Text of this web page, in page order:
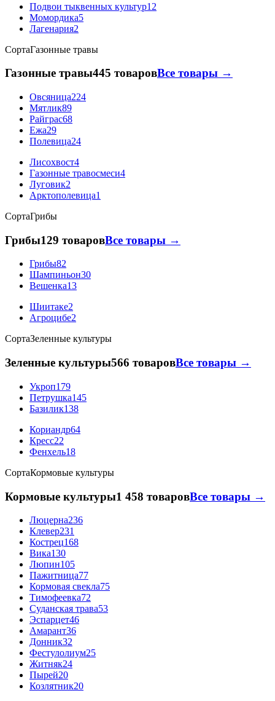
Подвои тыквенных культур12
Момордика5
Лагенария2
СортаГазонные травы
Газонные травы445 товаровВсе товары →
Овсяница224
Мятлик89
Райграс68
Ежа29
Полевица24
Лисохвост4
Газонные травосмеси4
Луговик2
Арктополевица1
СортаГрибы
Грибы129 товаровВсе товары →
Грибы82
Шампиньон30
Вешенка13
Шиитаке2
Агроцибе2
СортаЗеленные культуры
Зеленные культуры566 товаровВсе товары →
Укроп179
Петрушка145
Базилик138
Кориандр64
Кресс22
Фенхель18
СортаКормовые культуры
Кормовые культуры1 458 товаровВсе товары →
Люцерна236
Клевер231
Кострец168
Вика130
Люпин105
Пажитница77
Кормовая свекла75
Тимофеевка72
Суданская трава53
Эспарцет46
Амарант36
Донник32
Фестулолиум25
Житняк24
Пырей20
Козлятник20